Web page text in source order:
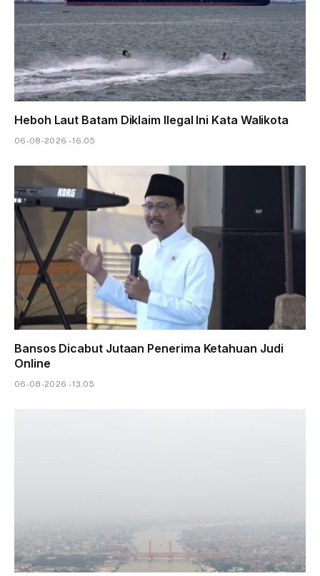
Heboh Laut Batam Diklaim Ilegal Ini Kata Walikota
06-08-2026 - 16.05
Bansos Dicabut Jutaan Penerima Ketahuan Judi
Online
06-08-2026 - 13.05